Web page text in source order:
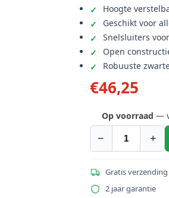
Hoogte
Geschikt voor
Snelsluiters
Open
Robuuste
€46,25
Op voorraad —
−
X2
+
Gratis
2 jaar garantie